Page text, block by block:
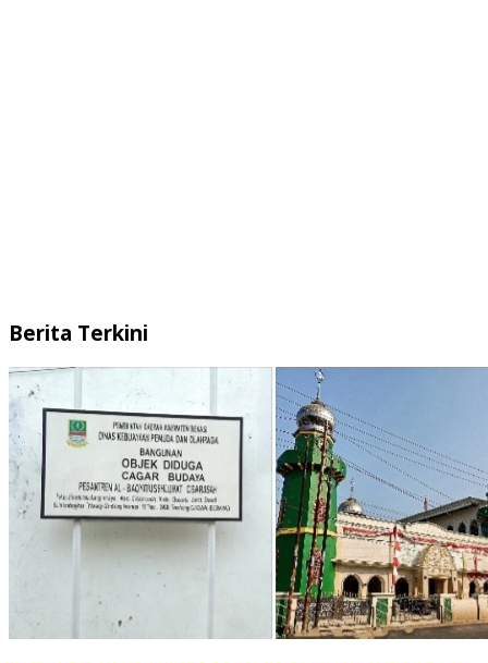
Berita Terkini